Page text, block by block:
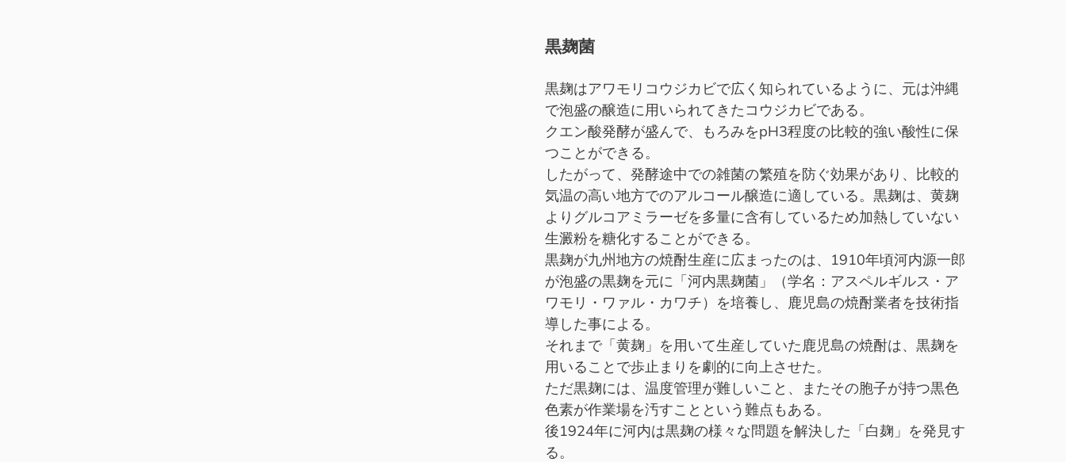
黒麹菌
黒麹はアワモリコウジカビで広く知られているように、元は沖縄
で泡盛の醸造に用いられてきたコウジカビである。
クエン酸発酵が盛んで、もろみをpH3程度の比較的強い酸性に保
つことができる。
したがって、発酵途中での雑菌の繁殖を防ぐ効果があり、比較的
気温の高い地方でのアルコール醸造に適している。黒麹は、黄麹
よりグルコアミラーゼを多量に含有しているため加熱していない
生澱粉を糖化することができる。
黒麹が九州地方の焼酎生産に広まったのは、1910年頃河内源一郎
が泡盛の黒麹を元に「河内黒麹菌」（学名：アスペルギルス・ア
ワモリ・ワァル・カワチ）を培養し、鹿児島の焼酎業者を技術指
導した事による。
それまで「黄麹」を用いて生産していた鹿児島の焼酎は、黒麹を
用いることで歩止まりを劇的に向上させた。
ただ黒麹には、温度管理が難しいこと、またその胞子が持つ黒色
色素が作業場を汚すことという難点もある。
後1924年に河内は黒麹の様々な問題を解決した「白麹」を発見す
る。